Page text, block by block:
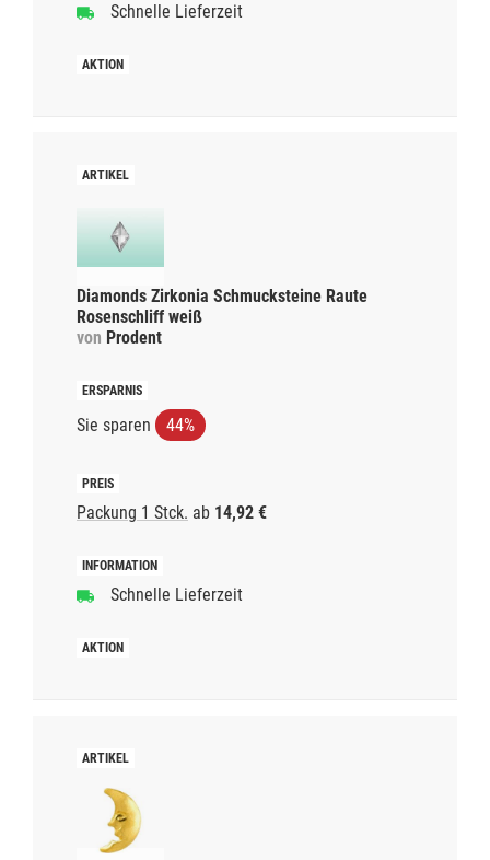
Schnelle Lieferzeit
Diamonds Zirkonia Schmucksteine Raute
Rosenschliff weiß
von Prodent
Sie sparen 44%
Packung 1 Stck. ab 14,92 €
Schnelle Lieferzeit